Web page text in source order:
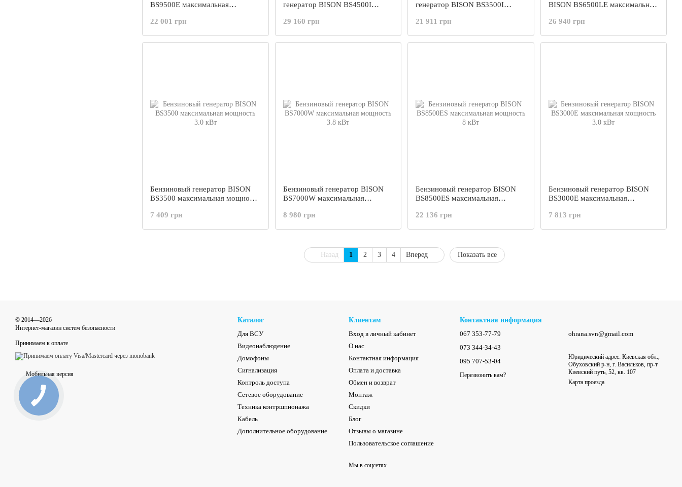
BS9500E максимальная
22 001 грн
генератор BISON BS4500I
29 160 грн
генератор BISON BS3500I
21 911 грн
BISON BS6500LE максимальна
26 940 грн
Бензиновый генератор BISON
BS3500 максимальная мощность
7 409 грн
Бензиновый генератор BISON
BS7000W максимальная
8 980 грн
Бензиновый генератор BISON
BS8500ES максимальная
22 136 грн
Бензиновый генератор BISON
BS3000E максимальная
7 813 грн
Назад 1 2 3 4 Вперед Показать все
© 2014—2026
Интернет-магазин систем безопасности
Принимаем к оплате
Мобильная версия
Каталог
Для ВСУ
Видеонаблюдение
Домофоны
Сигнализация
Контроль доступа
Сетевое оборудование
Техника контршпионажа
Кабель
Дополнительное оборудование
Клиентам
Вход в личный кабинет
О нас
Контактная информация
Оплата и доставка
Обмен и возврат
Монтаж
Скидки
Блог
Отзывы о магазине
Пользовательское соглашение
Мы в соцсетях
Контактная информация
067 353-77-79
073 344-34-43
095 707-53-04
Перезвонить вам?
ohrana.svn@gmail.com
Юридический адрес: Киевская обл.,
Обуховский р-н, г. Васильков, пр-т
Киевский путь, 52, кв. 107
Карта проезда